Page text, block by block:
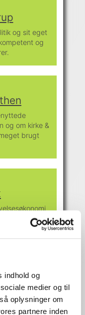
indhold og
medier og til
oplysninger om
partnere inden
og sit eget
og
og om kirke &
brugt